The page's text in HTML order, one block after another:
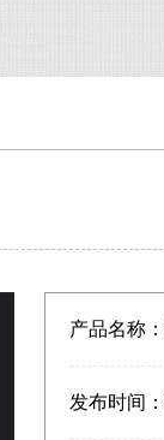
产品名称：
发布时间：